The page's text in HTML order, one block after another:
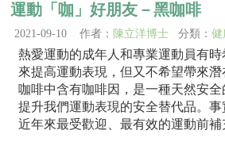
運動「咖」好朋友－黑咖啡
2021-09-10 作者： 陳立洋博士 分類： 健
熱愛運動的成年人和專業運動員有
來提高運動表現，但又不希望帶來
咖啡中含有咖啡因，是一種天然安
提升我們運動表現的安全替代品。
近年來最受歡迎、最有效的運動前補